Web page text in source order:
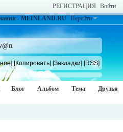
РЕГИСТРАЦИЯ Войти
- MEINLAND.RU Перейти
[Копировать] [Закладки] [RSS]
Блог Альбом Тема Друзья